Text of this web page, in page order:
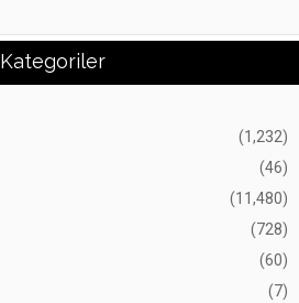
Kategoriler
(1,232)
(46)
(11,480)
(728)
(60)
(7)